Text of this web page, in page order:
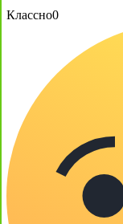
Классно0